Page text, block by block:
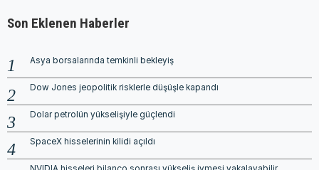
Son Eklenen Haberler
Asya borsalarında temkinli bekleyiş
Dow Jones jeopolitik risklerle düşüşle kapandı
Dolar petrolün yükselişiyle güçlendi
SpaceX hisselerinin kilidi açıldı